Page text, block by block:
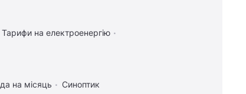
Тарифи на електроенергію
на місяць Синоптик